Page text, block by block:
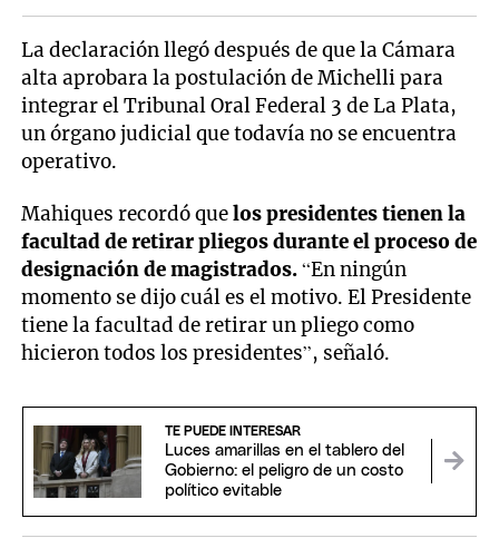
La declaración llegó después de que la Cámara
alta aprobara la postulación de Michelli para
integrar el Tribunal Oral Federal 3 de La Plata,
un órgano judicial que todavía no se encuentra
operativo.
Mahiques recordó quelos presidentes tienen la
facultad de retirar pliegos durante el proceso de
designación de magistrados.“En ningún
momento se dijo cuál es el motivo. El Presidente
tiene la facultad de retirar un pliego como
hicieron todos los presidentes”, señaló.
TE PUEDE INTERESAR
Luces amarillas en el tablero del
Gobierno: el peligro de un costo
político evitable